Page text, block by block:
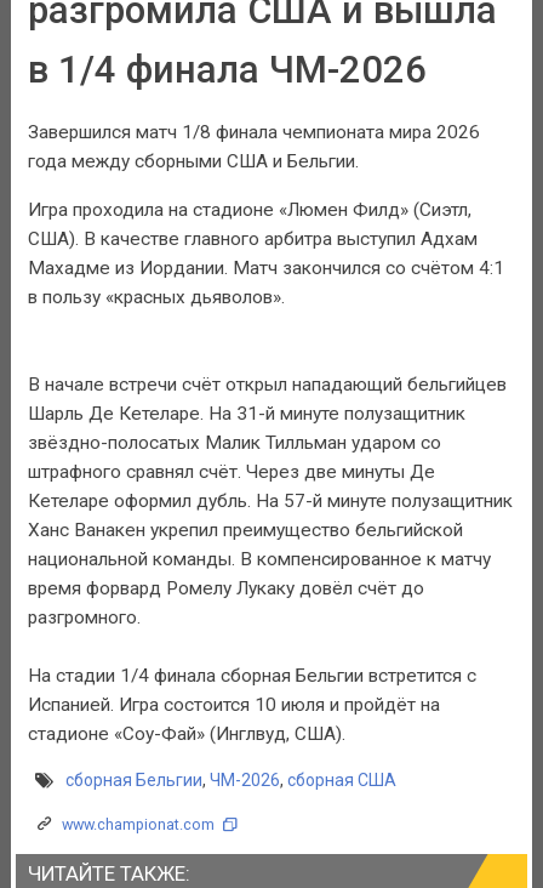
разгромила США и вышла
в 1/4 финала ЧМ-2026
Завершился матч 1/8 финала чемпионата мира 2026
года между сборными США и Бельгии.
Игра проходила на стадионе «Люмен Филд» (Сиэтл,
США). В качестве главного арбитра выступил Адхам
Махадме из Иордании. Матч закончился со счётом 4:1
в пользу «красных дьяволов».
В начале встречи счёт открыл нападающий бельгийцев
Шарль Де Кетеларе. На 31-й минуте полузащитник
звёздно-полосатых Малик Тилльман ударом со
штрафного сравнял счёт. Через две минуты Де
Кетеларе оформил дубль. На 57-й минуте полузащитник
Ханс Ванакен укрепил преимущество бельгийской
национальной команды. В компенсированное к матчу
время форвард Ромелу Лукаку довёл счёт до
разгромного.
На стадии 1/4 финала сборная Бельгии встретится с
Испанией. Игра состоится 10 июля и пройдёт на
стадионе «Соу-Фай» (Инглвуд, США).
сборная Бельгии, ЧМ-2026, сборная США
www.championat.com
ЧИТАЙТЕ ТАКЖЕ: